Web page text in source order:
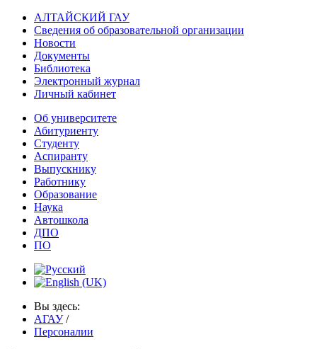
АЛТАЙСКИЙ ГАУ
Сведения об образовательной организации
Новости
Документы
Библиотека
Электронный журнал
Личный кабинет
Об университете
Абитуриенту
Студенту
Аспиранту
Выпускнику
Работнику
Образование
Наука
Автошкола
ДПО
ПО
Вы здесь:
АГАУ /
Персоналии